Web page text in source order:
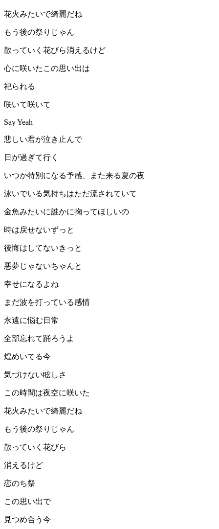
花火みたいで綺麗だね
もう後の祭りじゃん
散っていく花びら消えるけど
心に咲いたこの思い出は
祀られる
咲いて咲いて
Say Yeah
悲しい君が泣き止んで
日が過ぎて行く
いつか特別になる予感、また来る夏の夜
泳いでいる気持ちはただ流されていて
金魚みたいに誰かに掬ってほしいの
時は戻せないずっと
後悔はしてないきっと
悪夢じゃないちゃんと
幸せになるよね
まだ波を打っている感情
永遠に悩む日常
全部忘れて踊ろうよ
煌めいてる今
気づけない眩しさ
この時間は夜空に咲いた
花火みたいで綺麗だね
もう後の祭りじゃん
散っていく花びら
消えるけど
恋のち祭
この思い出で
見つめ合う今